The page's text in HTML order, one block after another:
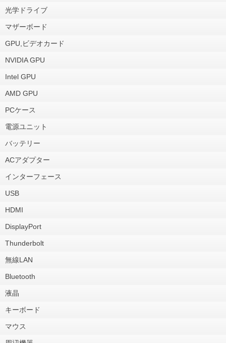
光学ドライブ
マザーボード
GPU,ビデオカード
NVIDIA GPU
Intel GPU
AMD GPU
PCケース
電源ユニット
バッテリー
ACアダプター
インターフェース
USB
HDMI
DisplayPort
Thunderbolt
無線LAN
Bluetooth
液晶
キーボード
マウス